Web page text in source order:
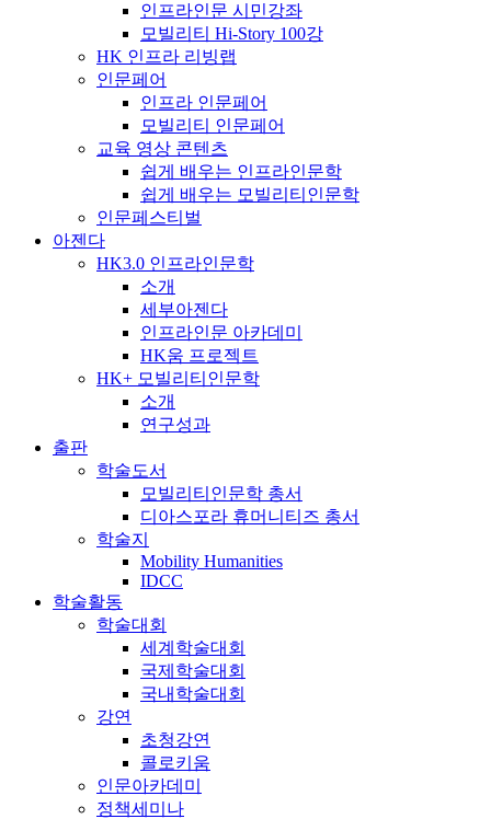
인프라인문 시민강좌
모빌리티 Hi-Story 100강
HK 인프라 리빙랩
인문페어
인프라 인문페어
모빌리티 인문페어
교육 영상 콘텐츠
쉽게 배우는 인프라인문학
쉽게 배우는 모빌리티인문학
인문페스티벌
아젠다
HK3.0 인프라인문학
소개
세부아젠다
인프라인문 아카데미
HK움 프로젝트
HK+ 모빌리티인문학
소개
연구성과
출판
학술도서
모빌리티인문학 총서
디아스포라 휴머니티즈 총서
학술지
Mobility Humanities
IDCC
학술활동
학술대회
세계학술대회
국제학술대회
국내학술대회
강연
초청강연
콜로키움
인문아카데미
정책세미나